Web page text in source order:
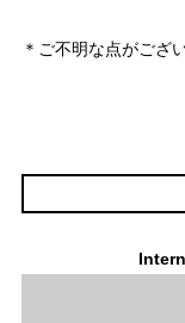
＊ご不明な点がござ